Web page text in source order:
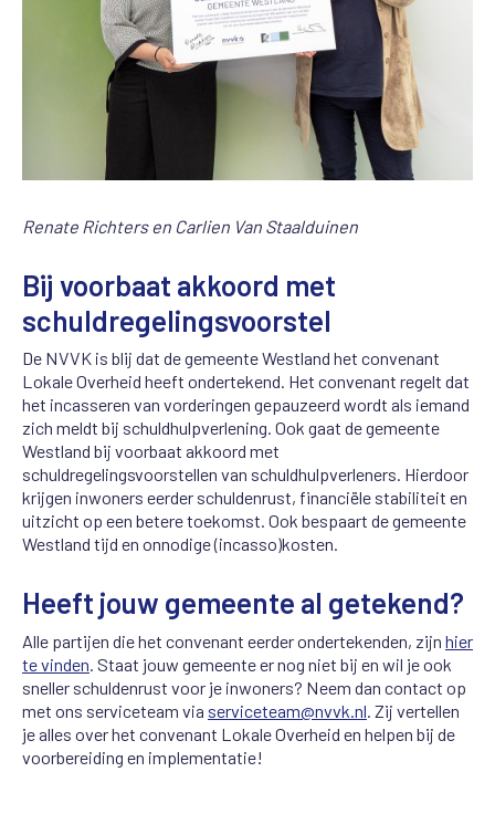
Renate Richters en Carlien Van Staalduinen
Bij voorbaat akkoord met
schuldregelingsvoorstel
De NVVK is blij dat de gemeente Westland het convenant
Lokale Overheid heeft ondertekend. Het convenant regelt dat
het incasseren van vorderingen gepauzeerd wordt als iemand
zich meldt bij schuldhulpverlening. Ook gaat de gemeente
Westland bij voorbaat akkoord met
schuldregelingsvoorstellen van schuldhulpverleners. Hierdoor
krijgen inwoners eerder schuldenrust, financiële stabiliteit en
uitzicht op een betere toekomst. Ook bespaart de gemeente
Westland tijd en onnodige (incasso)kosten.
Heeft jouw gemeente al getekend?
Alle partijen die het convenant eerder ondertekenden, zijn hier
te vinden. Staat jouw gemeente er nog niet bij en wil je ook
sneller schuldenrust voor je inwoners? Neem dan contact op
met ons serviceteam via serviceteam@nvvk.nl. Zij vertellen
je alles over het convenant Lokale Overheid en helpen bij de
voorbereiding en implementatie!